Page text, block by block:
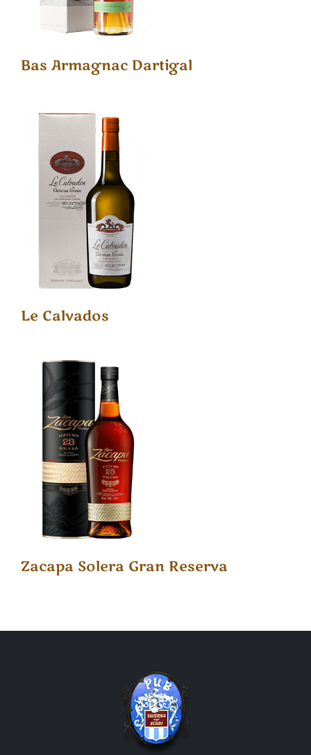
Bas Armagnac Dartigal
Le Calvados
Zacapa Solera Gran Reserva